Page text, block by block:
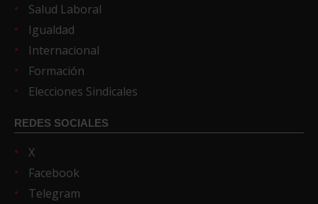
Salud Laboral
Igualdad
Internacional
Formación
Elecciones Sindicales
REDES SOCIALES
X
Facebook
Telegram